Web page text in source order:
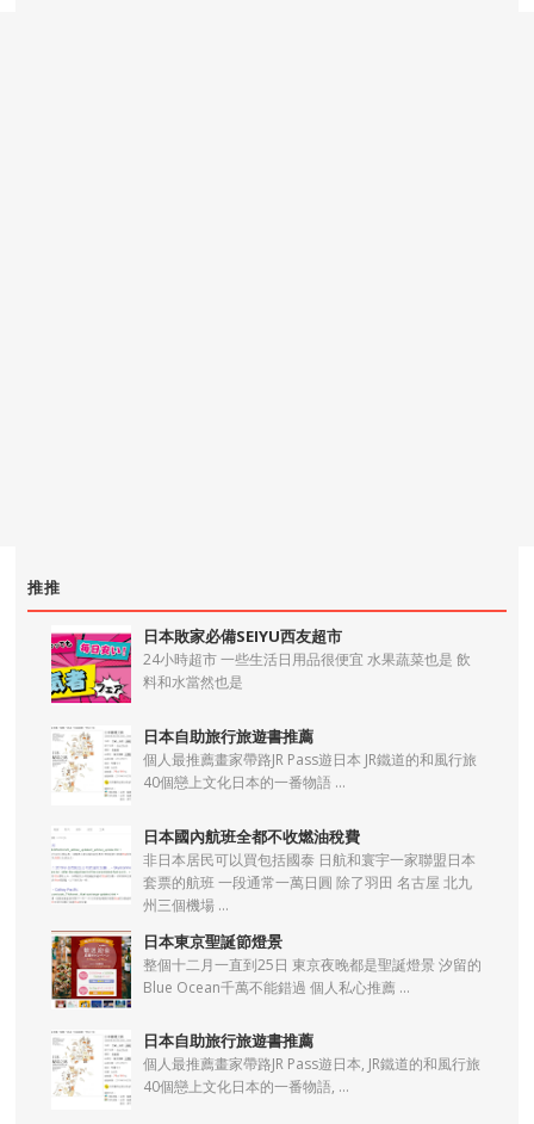
推推
日本敗家必備SEIYU西友超市
24小時超市 一些生活日用品很便宜 水果蔬菜也是 飲
料和水當然也是
日本自助旅行旅遊書推薦
個人最推薦畫家帶路JR Pass遊日本 JR鐵道的和風行旅
40個戀上文化日本的一番物語 ...
日本國內航班全都不收燃油稅費
非日本居民可以買包括國泰 日航和寰宇一家聯盟日本
套票的航班 一段通常一萬日圓 除了羽田 名古屋 北九
州三個機場 ...
日本東京聖誕節燈景
整個十二月一直到25日 東京夜晚都是聖誕燈景 汐留的
Blue Ocean千萬不能錯過 個人私心推薦 ...
日本自助旅行旅遊書推薦
個人最推薦畫家帶路JR Pass遊日本, JR鐵道的和風行旅
40個戀上文化日本的一番物語, ...